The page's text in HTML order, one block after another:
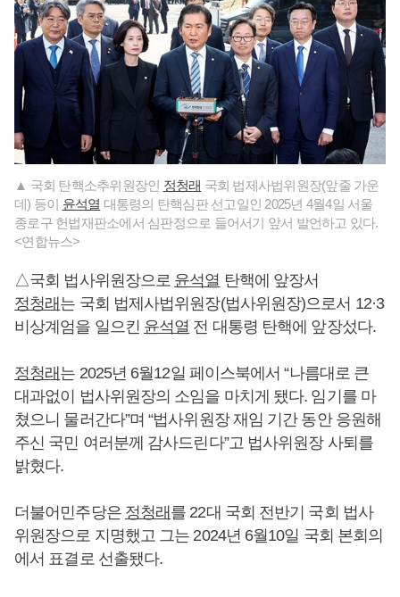
▲ 국회 탄핵소추위원장인 정청래 국회 법제사법위원장(앞줄 가운
데) 등이 윤석열 대통령의 탄핵심판 선고일인 2025년 4월4일 서울
종로구 헌법재판소에서 심판정으로 들어서기 앞서 발언하고 있다.
<연합뉴스>
△국회 법사위원장으로 윤석열 탄핵에 앞장서
정청래 는 국회 법제사법위원장(법사위원장)으로서 12·3
비상계엄을 일으킨 윤석열 전 대통령 탄핵에 앞장섰다.
정청래 는 2025년 6월12일 페이스북에서 “나름대로 큰
대과없이 법사위원장의 소임을 마치게 됐다. 임기를 마
쳤으니 물러간다”며 “법사위원장 재임 기간 동안 응원해
주신 국민 여러분께 감사드린다”고 법사위원장 사퇴를
밝혔다.
더불어민주당은 정청래 를 22대 국회 전반기 국회 법사
위원장으로 지명했고 그는 2024년 6월10일 국회 본회의
에서 표결로 선출됐다.